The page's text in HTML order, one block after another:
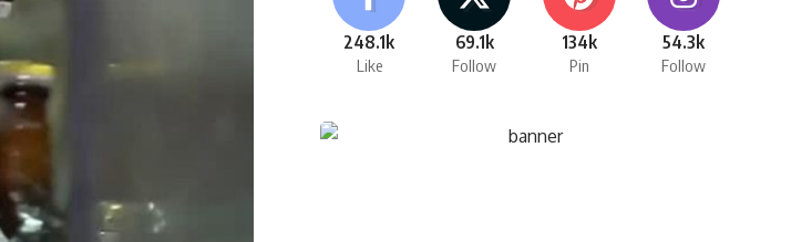
248.1k
Like
69.1k
Follow
134k
Pin
54.3k
Follow